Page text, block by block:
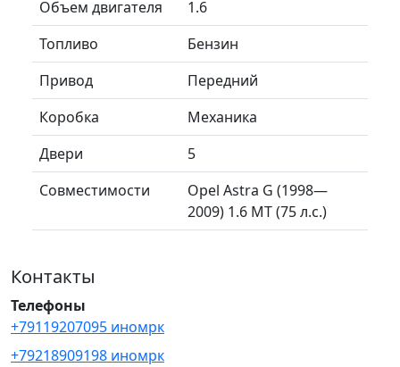
Объем двигателя
1.6
Топливо
Бензин
Привод
Передний
Коробка
Механика
Двери
5
Совместимости
Opel Astra G (1998—
2009) 1.6 MT (75 л.с.)
Контакты
Телефоны
+79119207095 иномрк
+79218909198 иномрк